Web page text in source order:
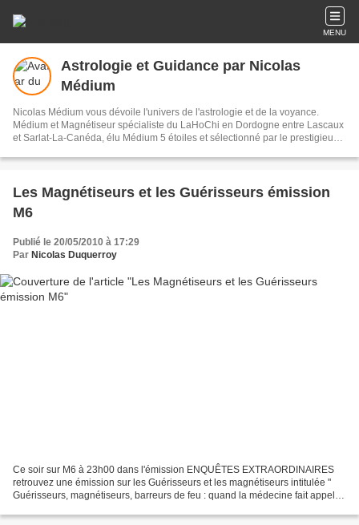
MENU
Astrologie et Guidance par Nicolas
Médium
Nicolas Médium vous dévoile l'univers de l'astrologie et de la voyance.
Médium et Magnétiseur spécialiste du LaHoChi en Dordogne entre Lascaux
et Sarlat-La-Canéda, élu Médium 5 étoiles et sélectionné par le prestigieux
Les Magnétiseurs et les Guérisseurs émission
M6
Publié le 20/05/2010 à 17:29
Par Nicolas Duquerroy
Ce soir sur M6 à 23h00 dans l'émission ENQUÊTES EXTRAORDINAIRES
retrouvez une émission sur les Guérisseurs et les magnétiseurs intitulée "
Guérisseurs, magnétiseurs, barreurs de feu : quand la médecine fait appel à